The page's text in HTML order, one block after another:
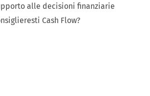
alle decisioni finanziarie
Cash Flow?